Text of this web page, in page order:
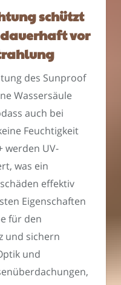
schützt
vor
des Sunproof
Wassersäule
auch bei
Feuchtigkeit
werden UV-
was ein
effektiv
Eigenschaften
für den
und sichern
und